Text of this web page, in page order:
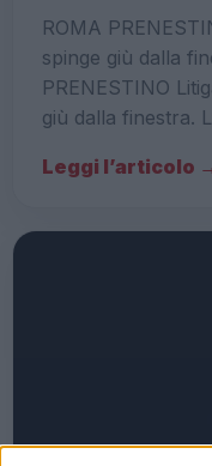
ROMA
spinge giù dalla
PRENESTINO
giù dalla finestra.
Leggi l’articolo